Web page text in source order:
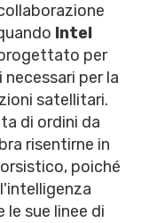
Intel
per
per la
satellitari.
di ordini da
risentirne in
poiché
sue linee di